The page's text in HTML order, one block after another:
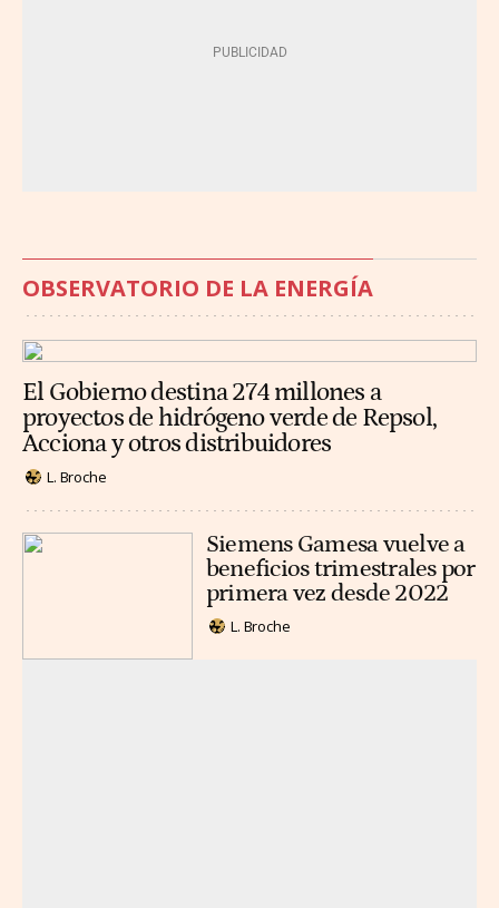
OBSERVATORIO DE LA ENERGÍA
El Gobierno destina 274 millones a
proyectos de hidrógeno verde de Repsol,
Acciona y otros distribuidores
L. Broche
Siemens Gamesa vuelve a
beneficios trimestrales por
primera vez desde 2022
L. Broche